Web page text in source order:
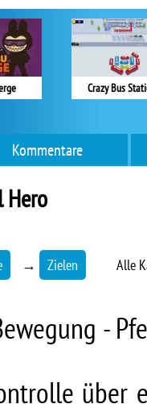
Crazy Bus
Kommentare
Hero
→ Zielen Alle
-
über